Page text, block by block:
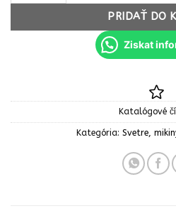
PRIDAŤ DO
Ziskat
Katalógové
Kategória: Svetre,